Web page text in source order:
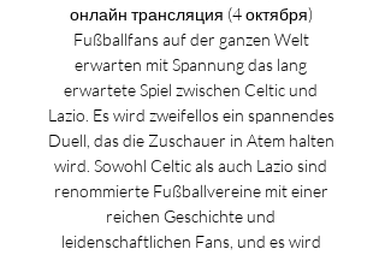
онлайн трансляция (4 октября)
Fußballfans auf der ganzen Welt
erwarten mit Spannung das lang
erwartete Spiel zwischen Celtic und
Lazio. Es wird zweifellos ein spannendes
Duell, das die Zuschauer in Atem halten
wird. Sowohl Celtic als auch Lazio sind
renommierte Fußballvereine mit einer
reichen Geschichte und
leidenschaftlichen Fans, und es wird